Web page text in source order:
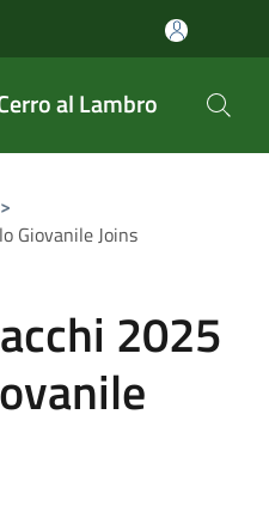
al Lambro
>
Giovanile Joins
2025